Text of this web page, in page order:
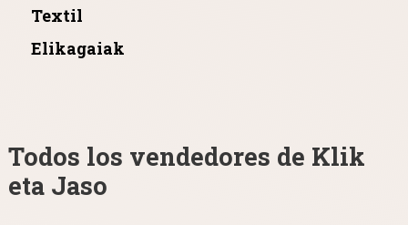
Textil
Elikagaiak
Todos los vendedores de Klik
eta Jaso